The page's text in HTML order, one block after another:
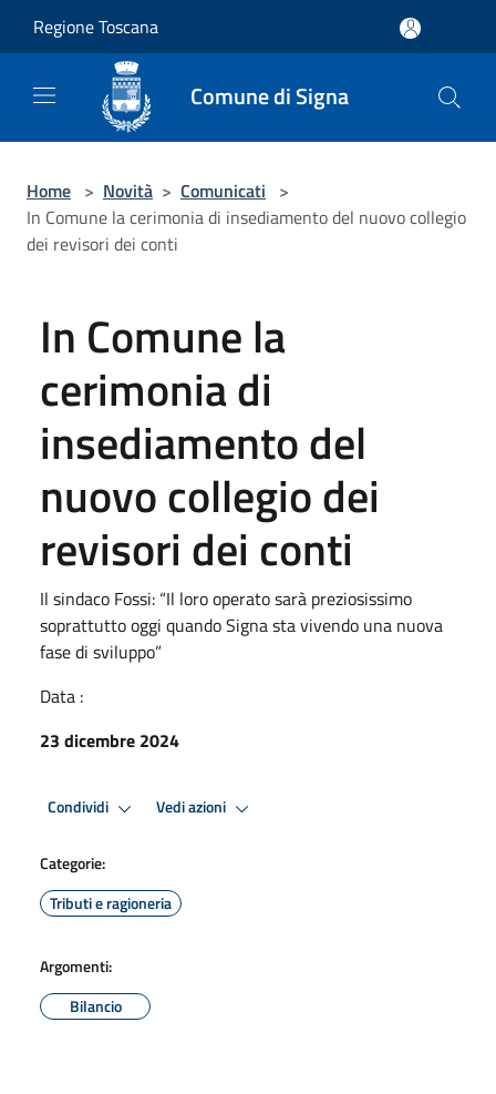
Regione Toscana
Comune di Signa
Home > Novità > Comunicati >
In Comune la cerimonia di insediamento del nuovo collegio
dei revisori dei conti
In Comune la
cerimonia di
insediamento del
nuovo collegio dei
revisori dei conti
Il sindaco Fossi: “Il loro operato sarà preziosissimo
soprattutto oggi quando Signa sta vivendo una nuova
fase di sviluppo”
Data :
23 dicembre 2024
Condividi Vedi azioni
Categorie:
Tributi e ragioneria
Argomenti:
Bilancio